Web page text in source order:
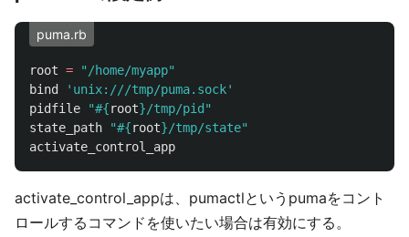
puma.rb
root =
"/home/myapp"
bind
'unix:///tmp/puma.sock'
pidfile
"#{root}/tmp/pid"
state_path
"#{root}/tmp/state"
activate_control_app
activate_control_appは、pumactlというpumaをコント
ロールするコマンドを使いたい場合は有効にする。